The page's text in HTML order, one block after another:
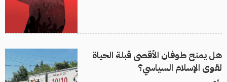
هل يمنح طوفان الأقصى قبلة الحياة
لقوى الإسلام السياسي؟